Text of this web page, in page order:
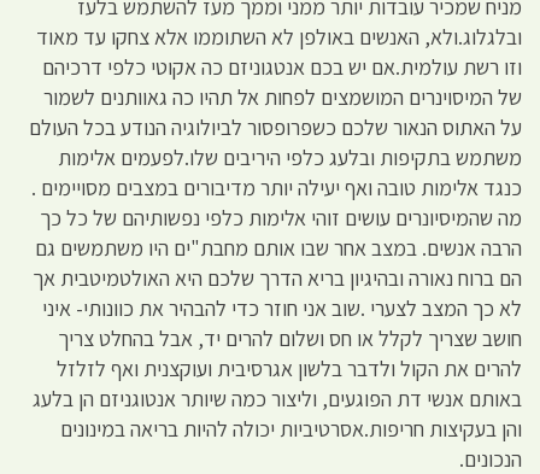
מניח שמכיר עובדות יותר ממני וממך מעז להשתמש בלעז
ובלגלוג.ולא, האנשים באולפן לא השתוממו אלא צחקו עד מאוד
וזו רשת עולמית.אם יש בכם אנטגוניזם כה אקוטי כלפי דרכיהם
של המיסוינרים המושמצים לפחות אל תהיו כה גאוותנים לשמור
על האתוס הנאור שלכם כשפרופסור לביולוגיה הנודע בכל העולם
משתמש בתקיפות ובלעג כלפי היריבים שלו.לפעמים אלימות
כנגד אלימות טובה ואף יעילה יותר מדיבורים במצבים מסויימים .
מה שהמיסיונרים עושים זוהי אלימות כלפי נפשותיהם של כל כך
הרבה אנשים. במצב אחר שבו אותם מחבת"ים היו משתמשים גם
הם ברוח נאורה ובהיגיון בריא הדרך שלכם היא האולטמיטבית אך
לא כך המצב לצערי .שוב אני חוזר כדי להבהיר את כוונותי- איני
חושב שצריך לקלל או חס ושלום להרים יד, אבל בהחלט צריך
להרים את הקול ולדבר בלשון אגרסיבית ועוקצנית ואף לזלזל
באותם אנשי דת הפוגעים, וליצור כמה שיותר אנטוגניזם הן בלעג
והן בעקיצות חריפות.אסרטיביות יכולה להיות בריאה במינונים
הנכונים.